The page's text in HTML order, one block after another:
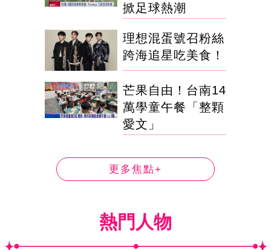
掀足球熱潮
理想混蛋號召粉絲
跨海追星吃美食！
芒果自由！台南14
萬學童午餐「整顆
愛文」
更多焦點+
熱門人物